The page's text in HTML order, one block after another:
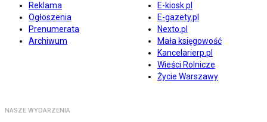
Reklama
Ogłoszenia
Prenumerata
Archiwum
E-kiosk.pl
E-gazety.pl
Nexto.pl
Mała księgowość
Kancelarierp.pl
Wieści Rolnicze
Życie Warszawy
NASZE WYDARZENIA